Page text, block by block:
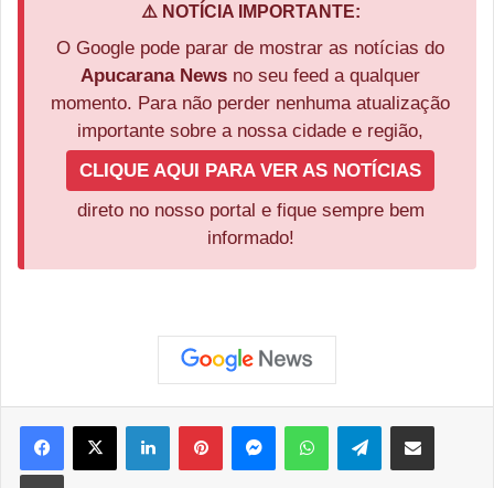
⚠️ NOTÍCIA IMPORTANTE:
O Google pode parar de mostrar as notícias do
Apucarana News no seu feed a qualquer
momento. Para não perder nenhuma atualização
importante sobre a nossa cidade e região,
CLIQUE AQUI PARA VER AS NOTÍCIAS
direto no nosso portal e fique sempre bem
informado!
Facebook
X LinkedinPinterestMessengerWhatsAppTelegramCompartilhar via e-mail
Imprimir